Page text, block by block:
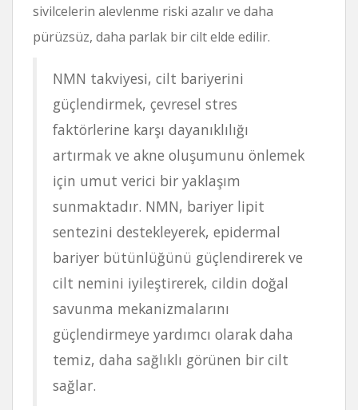
sivilcelerin alevlenme riski azalır ve daha
pürüzsüz, daha parlak bir cilt elde edilir.
NMN takviyesi, cilt bariyerini
güçlendirmek, çevresel stres
faktörlerine karşı dayanıklılığı
artırmak ve akne oluşumunu önlemek
için umut verici bir yaklaşım
sunmaktadır. NMN, bariyer lipit
sentezini destekleyerek, epidermal
bariyer bütünlüğünü güçlendirerek ve
cilt nemini iyileştirerek, cildin doğal
savunma mekanizmalarını
güçlendirmeye yardımcı olarak daha
temiz, daha sağlıklı görünen bir cilt
sağlar.